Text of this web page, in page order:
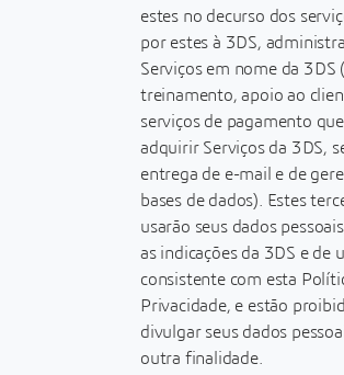
estes no decurso dos
por estes à 3DS,
Serviços em nome da 3DS
treinamento, apoio ao
serviços de pagamento
adquirir Serviços da 3DS,
entrega de e-mail e de
bases de dados). Estes
usarão seus dados
as indicações da 3DS e de
consistente com esta
Privacidade, e estão
divulgar seus dados
outra finalidade.